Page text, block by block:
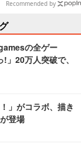
Recommended by
の全ゲー
!」20万人突破で、
」がコラボ、描き
登場